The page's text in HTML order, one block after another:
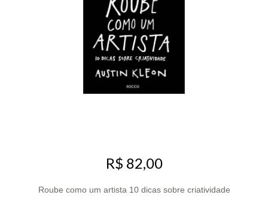
R$ 82,00
Roube como um artista 10 dicas sobre criatividade